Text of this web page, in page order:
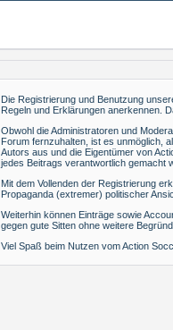
Die Registrierung und Benutzung
Regeln und Erklärungen anerkennen.
Obwohl die Administratoren und
Forum fernzuhalten, ist es unmöglich,
Autors aus und die Eigentümer von
jedes Beitrags verantwortlich gemacht
Mit dem Vollenden der Registrierung
Propaganda (extremer) politischer
Weiterhin können Einträge sowie
gegen gute Sitten ohne weitere
Viel Spaß beim Nutzen vom Action